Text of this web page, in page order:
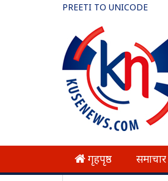
PREETI TO UNICODE
गृहपृष्ठ समाचार